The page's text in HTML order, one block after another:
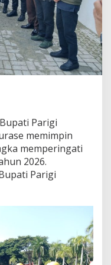
Parigi
memimpin
memperingati
2026.
Parigi